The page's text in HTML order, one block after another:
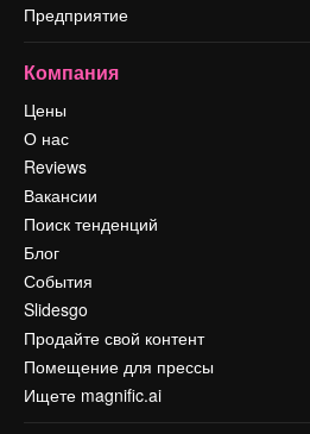
Предприятие
Компания
Цены
О нас
Reviews
Вакансии
Поиск тенденций
Блог
События
Slidesgo
Продайте свой контент
Помещение для прессы
Ищете magnific.ai